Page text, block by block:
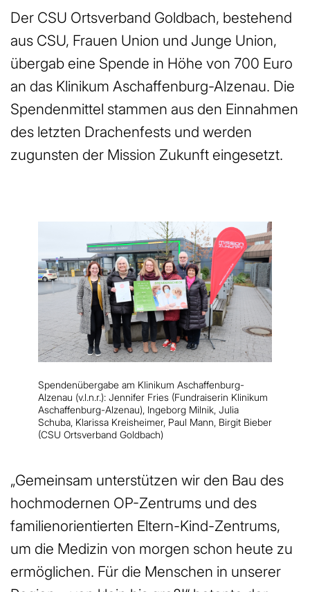
Der CSU Ortsverband Goldbach, bestehend
aus CSU, Frauen Union und Junge Union,
übergab eine Spende in Höhe von 700 Euro
an das Klinikum Aschaffenburg-Alzenau. Die
Spendenmittel stammen aus den Einnahmen
des letzten Drachenfests und werden
zugunsten der Mission Zukunft eingesetzt.
Spendenübergabe am Klinikum Aschaffenburg-
Alzenau (v.l.n.r.): Jennifer Fries (Fundraiserin Klinikum
Aschaffenburg-Alzenau), Ingeborg Milnik, Julia
Schuba, Klarissa Kreisheimer, Paul Mann, Birgit Bieber
(CSU Ortsverband Goldbach)
„Gemeinsam unterstützen wir den Bau des
hochmodernen OP-Zentrums und des
familienorientierten Eltern-Kind-Zentrums,
um die Medizin von morgen schon heute zu
ermöglichen. Für die Menschen in unserer